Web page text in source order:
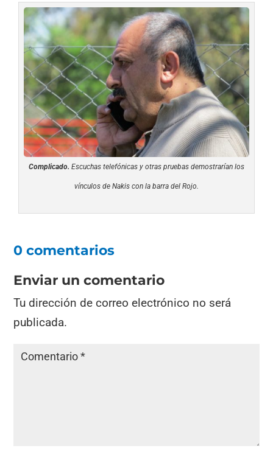
Complicado. Escuchas telefónicas y otras pruebas demostrarían los
vínculos de Nakis con la barra del Rojo.
0 comentarios
Enviar un comentario
Tu dirección de correo electrónico no será
publicada.